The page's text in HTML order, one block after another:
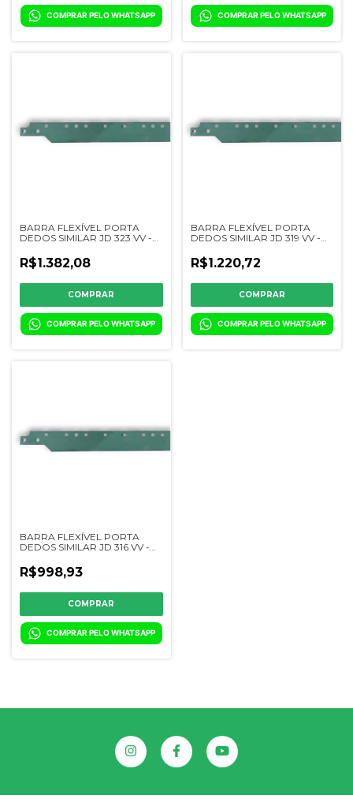
COMPRAR PELO WHATSAPP COMPRAR PELO WHATSAPP
BARRA FLEXÍVEL PORTA
DEDOS SIMILAR JD 323 VV -
R$1.382,08
COMPRAR PELO WHATSAPP
BARRA FLEXÍVEL PORTA
DEDOS SIMILAR JD 319 VV -
R$1.220,72
COMPRAR PELO WHATSAPP
BARRA FLEXÍVEL PORTA
DEDOS SIMILAR JD 316 VV -
R$998,93
COMPRAR PELO WHATSAPP